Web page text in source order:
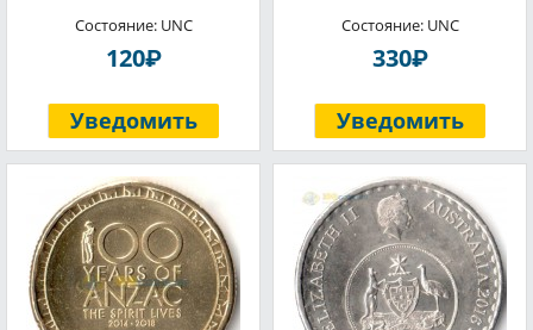
Состояние: UNC
120P
Уведомить
Состояние: UNC
330P
Уведомить